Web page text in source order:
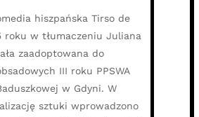
hiszpańska Tirso de
roku w tłumaczeniu Juliana
zaadoptowana do
III roku PPSWA
w Gdyni. W
sztuki wprowadzono